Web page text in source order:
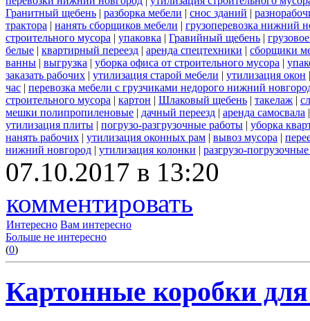
Гранитный щебень | разборка мебели | снос зданий |
трактора | нанять сборщиков мебели | грузоперевозка нижний
строительного мусора | упаковка | Гравийный щебень |
белые | квартирный переезд | аренда спецтехники | сборщики
ванны | выгрузка | уборка офиса от строительного мусора |
заказать рабочих | утилизация старой мебели | утилизация окон
час | перевозка мебели с грузчиками недорого нижний
строительного мусора | картон | Шлаковый щебень | такелаж |
мешки полипропиленовые | дачный переезд | аренда самосвала
утилизация плиты | погрузо-разгрузочные работы | уборка
нанять рабочих | утилизация оконных рам | вывоз мусора |
нижний новгород | утилизация колонки | разгрузо-
07.10.2017 в 13:20
комментировать
Интересно Вам интересно
Больше не интересно
(0)
Картонные коробки для